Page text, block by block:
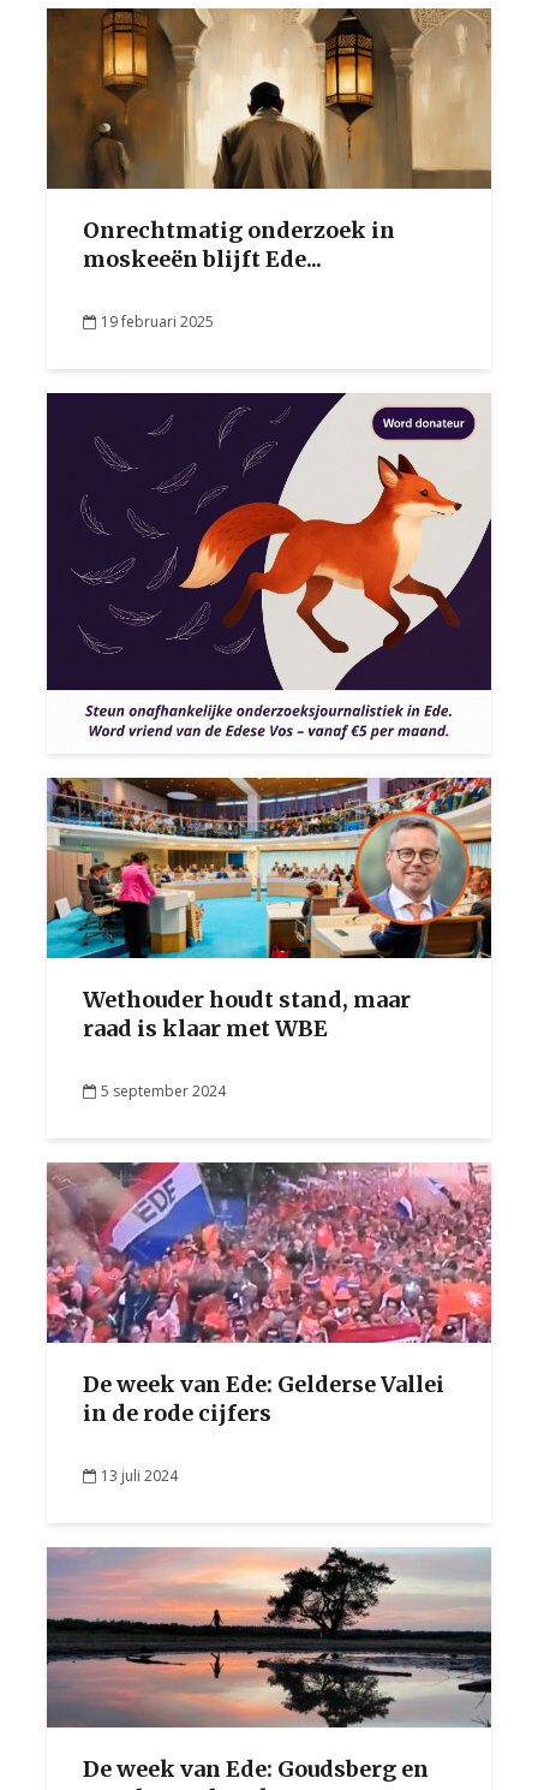
Onrechtmatig onderzoek in
moskeeën blijft Ede...
19 februari 2025
Wethouder houdt stand, maar
raad is klaar met WBE
5 september 2024
De week van Ede: Gelderse Vallei
in de rode cijfers
13 juli 2024
De week van Ede: Goudsberg en